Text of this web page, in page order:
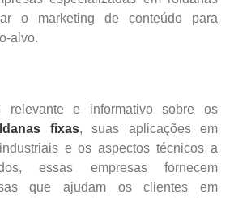
o marketing de conteúdo para
alvo.
relevante e informativo sobre os
fixas, suas aplicações em
e os aspectos técnicos a
essas empresas fornecem
que ajudam os clientes em